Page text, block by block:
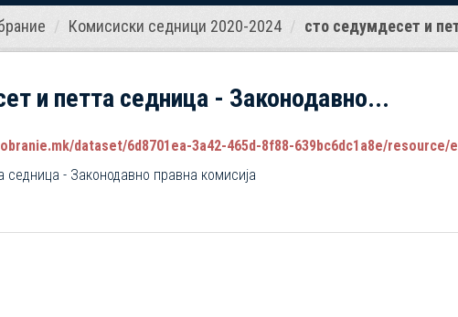
Комисиски седници 2020-2024 сто седумдесет и
и петта седница - Законодавно...
dataset/6d8701ea-3a42-465d-8f88-639bc6dc1a8e/resource/
седница - Законодавно правна комисија